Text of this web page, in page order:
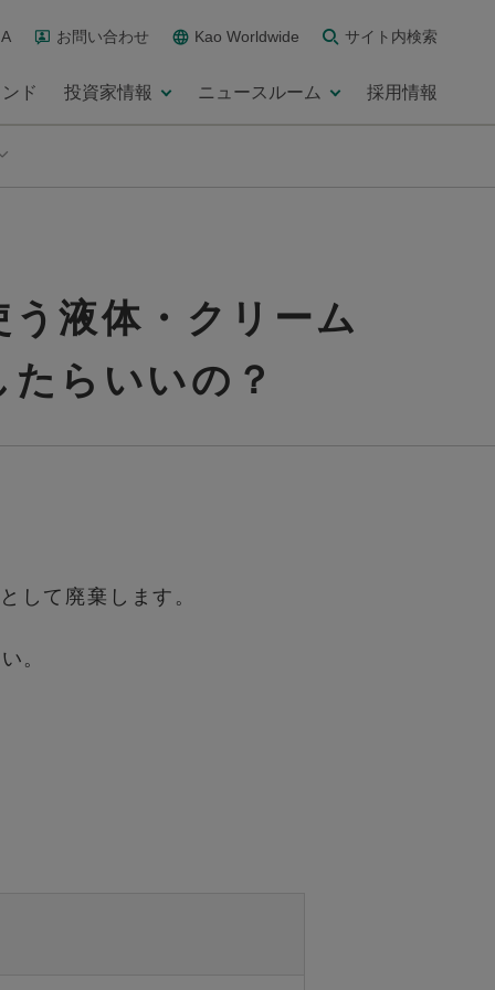
お問い合わせ Kao Worldwide サイト内検索
ド 投資家情報 ニュースルーム 採用情報
液体・クリーム
らいいの？
して廃棄します。
。